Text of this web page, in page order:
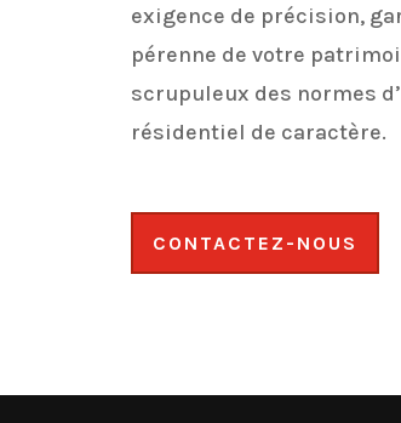
exigence de précision,
pérenne de votre
scrupuleux des normes
résidentiel de caractère.
CONTACTEZ-NOUS